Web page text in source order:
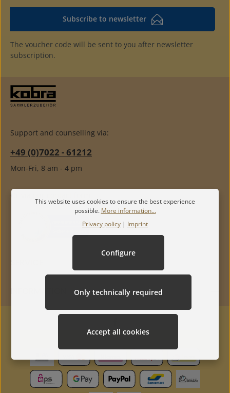
Subscribe to newsletter
The voucher code will be sent to you after newsletter
subscription.
Support and counselling via:
+49 (0)7022 - 61212
Mon-Fri, 8 am - 4 pm
Or via our
SERVICE
INFORMATION
This website uses cookies to ensure the best experience
possible. More information...
Privacy policy | Imprint
Only technically required
Configure
Accept all cookies